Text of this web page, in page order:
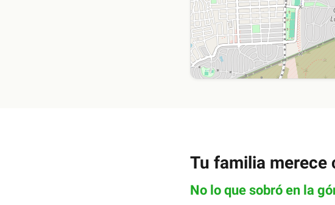
Tu familia merece
No lo que sobró en la